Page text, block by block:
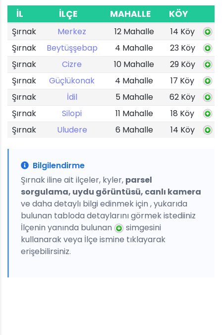
İL İLÇE MAHALLE KÖY
Şırnak Merkez 12 Mahalle
14 Köy
Şırnak
Beytüşşebap 4 Mahalle
23 Köy
Şırnak
Cizre 10 Mahalle
29 Köy
Şırnak
Güçlükonak 4 Mahalle
17 Köy
Şırnak
İdil 5 Mahalle
62 Köy
Şırnak
Silopi 11 Mahalle
18 Köy
Şırnak
Uludere 6 Mahalle 14 Köy
Bilgilendirme
Şırnak iline ait ilçeler, kyler, parsel
sorgulama, uydu görüntüsü, canlı kamera
ve daha detaylı bilgi edinmek için , yukarıda
bulunan tabloda detaylarını görmek istediiniz
İlçenin yanında bulunan
simgesini
kullanarak veya İlçe ismine tıklayarak
erişebilirsiniz.